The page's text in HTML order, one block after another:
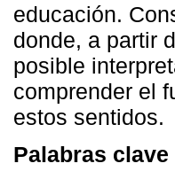
educación.
donde, a partir
posible
comprender el
estos sentidos.
Palabras clave